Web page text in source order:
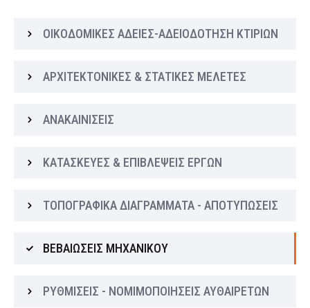
ΟΙΚΟΔΟΜΙΚΕΣ ΑΔΕΙΕΣ-ΑΔΕΙΟΔΟΤΗΣΗ ΚΤΙΡΙΩΝ
ΑΡΧΙΤΕΚΤΟΝΙΚΕΣ & ΣΤΑΤΙΚΕΣ ΜΕΛΕΤΕΣ
ΑΝΑΚΑΙΝΙΣΕΙΣ
ΚΑΤΑΣΚΕΥΕΣ & ΕΠΙΒΛΕΨΕΙΣ ΕΡΓΩΝ
ΤΟΠΟΓΡΑΦΙΚΑ ΔΙΑΓΡΑΜΜΑΤΑ - ΑΠΟΤΥΠΩΣΕΙΣ
ΒΕΒΑΙΩΣΕΙΣ ΜΗΧΑΝΙΚΟΥ
ΡΥΘΜΙΣΕΙΣ - ΝΟΜΙΜΟΠΟΙΗΣΕΙΣ ΑΥΘΑΙΡΕΤΩΝ